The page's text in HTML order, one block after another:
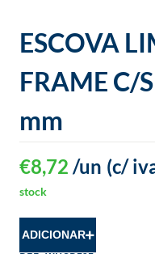
ESCOVA
FRAME C/
mm
€8,72 (c/
/un
stock
ADICIONAR